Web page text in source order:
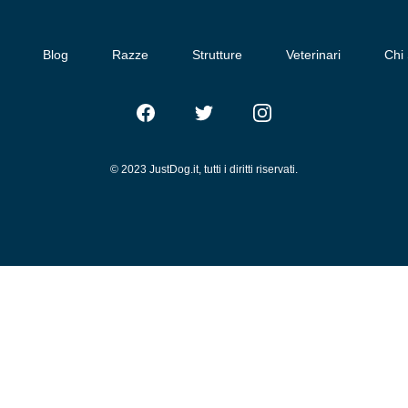
Blog Razze Strutture Veterinari Chi
FacebookTwitter Instagram
© 2023 JustDog.it, tutti i diritti riservati.